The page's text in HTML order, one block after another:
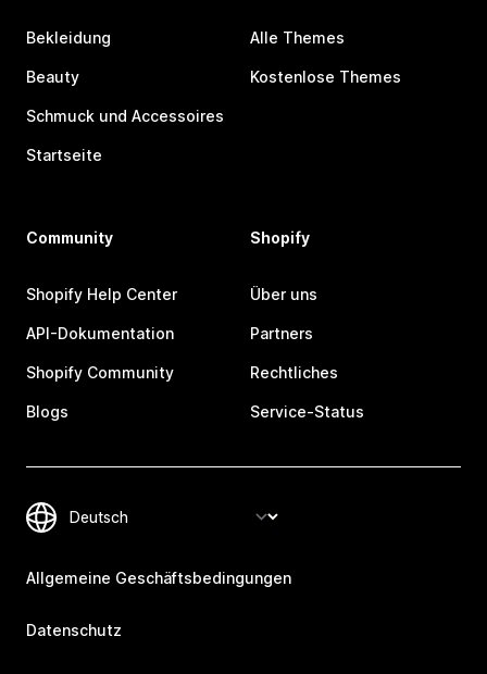
Bekleidung
Beauty
Schmuck und Accessoires
Startseite
Alle Themes
Kostenlose Themes
Community
Shopify Help Center
API-Dokumentation
Shopify Community
Blogs
Shopify
Über uns
Partners
Rechtliches
Service-Status
Allgemeine Geschäftsbedingungen
Datenschutz